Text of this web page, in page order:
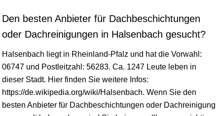
Den besten Anbieter für Dachbeschichtungen
oder Dachreinigungen in Halsenbach gesucht?
Halsenbach liegt in Rheinland-Pfalz und hat die Vorwahl:
06747 und Postleitzahl: 56283. Ca. 1247 Leute leben in
dieser Stadt. Hier finden Sie weitere Infos:
https://de.wikipedia.org/wiki/Halsenbach. Wenn Sie den
besten Anbieter für Dachbeschichtungen oder Dachreinigung